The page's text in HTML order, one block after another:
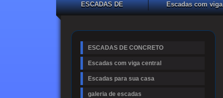
ESCADAS DE
Escadas com viga
ESCADAS DE CONCRETO
Escadas com viga central
Escadas para sua casa
galeria de escadas